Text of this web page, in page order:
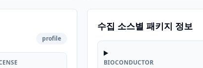
profile
수집 소스별 패키지 정보
BIOCONDUCTOR